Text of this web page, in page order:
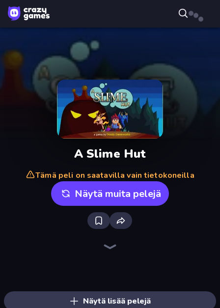
A Slime Hut
Tämä peli on saatavilla vain tietokoneilla
Näytä muita pelejä
Näytä lisää pelejä